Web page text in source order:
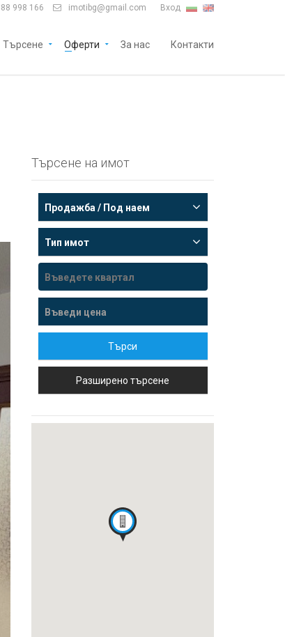
998 166  imotibg@gmail.com Вход
Търсене Оферти За нас Контакти
Търсене на имот
Продажба / Под наем
Тип имот
Търси
Разширено търсене